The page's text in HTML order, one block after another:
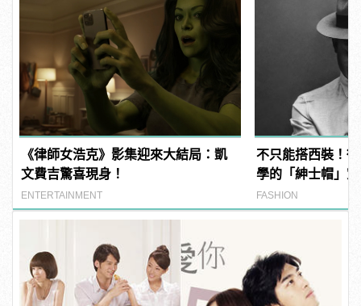
《律師女浩克》影集迎來大結局：凱
文費吉驚喜現身！
ENTERTAINMENT
不只能搭西裝！
學的「紳士帽」
FASHION